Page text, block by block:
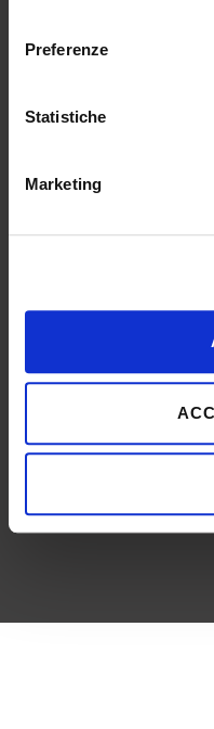
informazioni in merito
Preferenze
Statistiche
Marketing
© 2021
1845, n°
Privacy